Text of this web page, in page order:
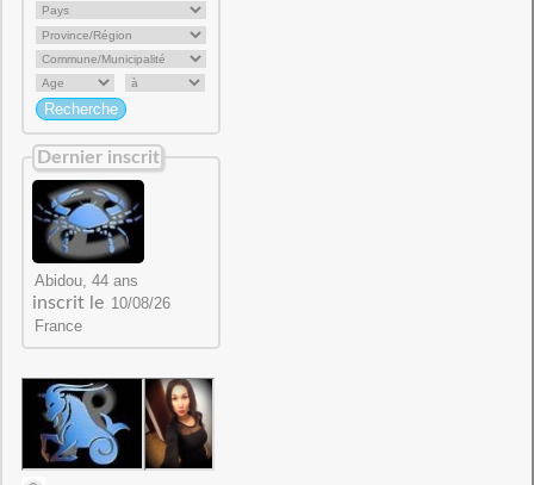
Dernier inscrit
inscrit le